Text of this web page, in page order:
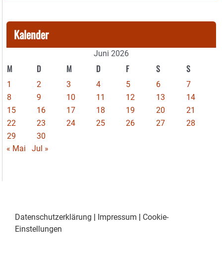
Kalender
Juni 2026
M D M D F S S
1 2 3 4 5 6
7
8
9 10 11 12 13
14
15
16 17 18 19 20
21
22
23 24 25 26 27
28
29
30
« Mai
Jul »
Datenschutzerklärung | Impressum | Cookie-
Einstellungen